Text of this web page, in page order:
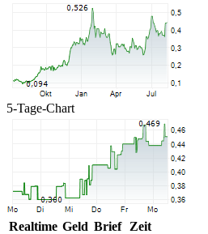
5-Tage-Chart
Realtime Geld Brief
Zeit